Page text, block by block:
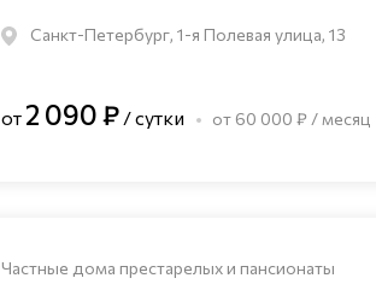
Санкт-Петербург, 1-я Полевая улица, 13
от 2 090 ₽ / сутки от 60 000 ₽ / месяц
Частные дома престарелых и пансионаты